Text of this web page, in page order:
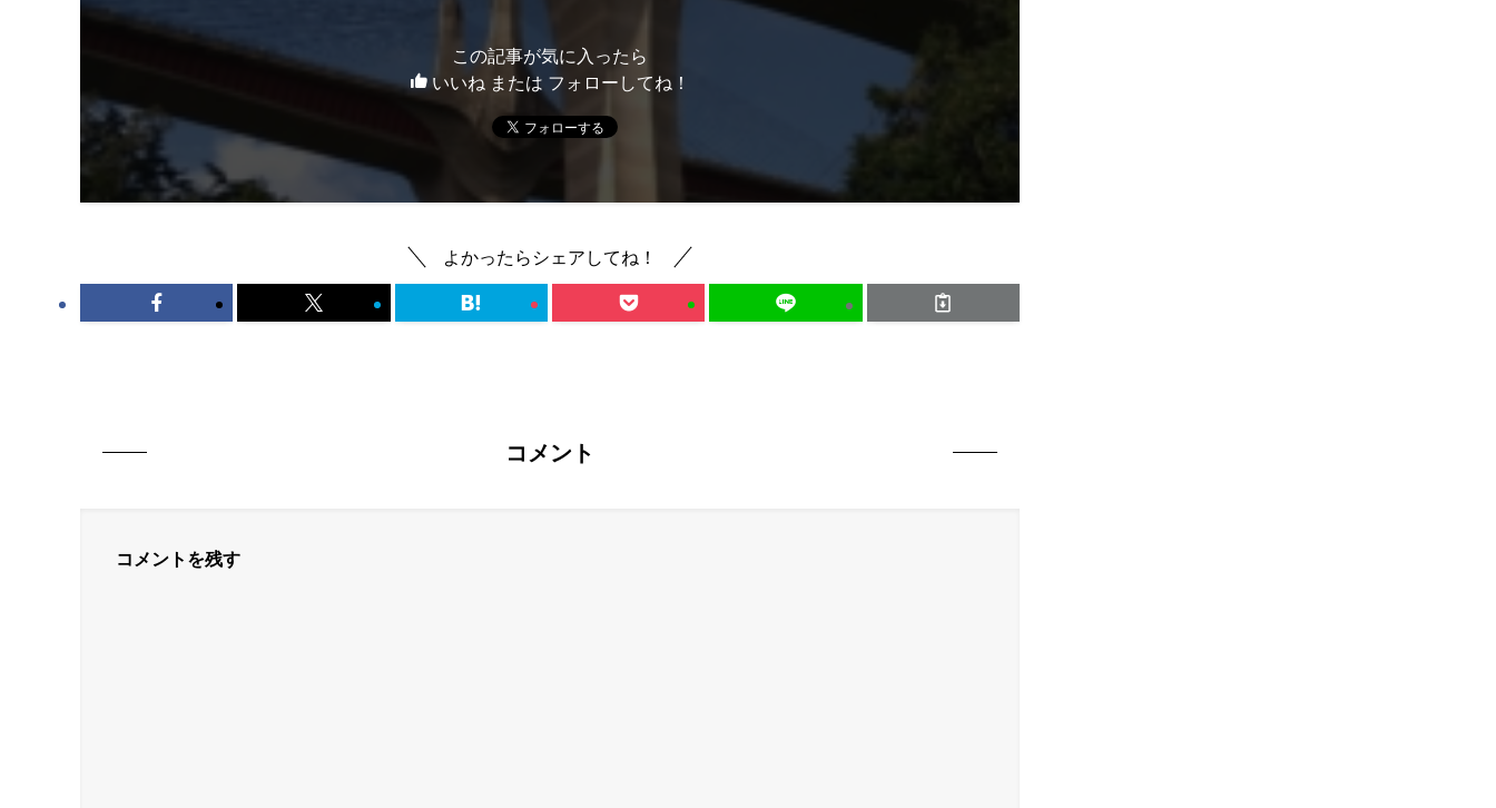
この記事が気に入ったら
いいね または フォローしてね！
よかったらシェアしてね！
コメント
コメントを残す